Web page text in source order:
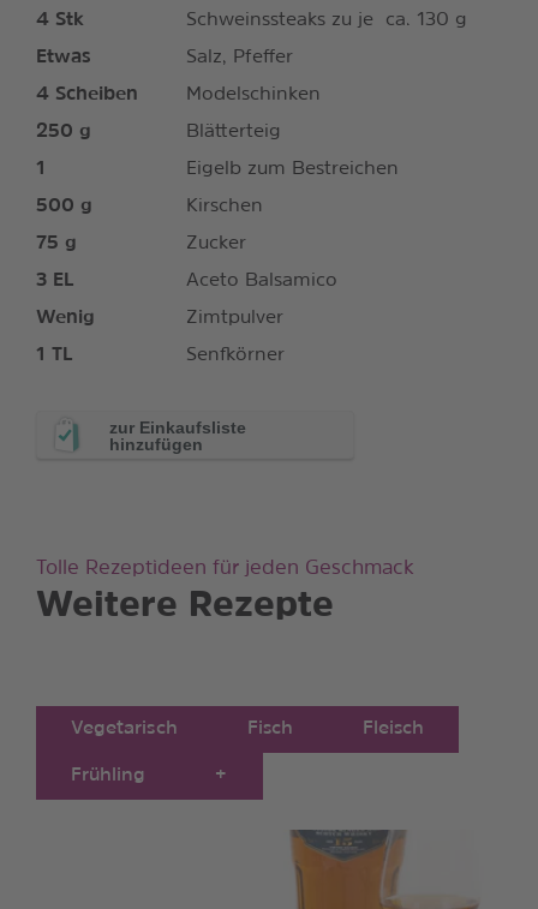
4 Stk
Schweinssteaks zu je ca. 130 g
Etwas
Salz, Pfeffer
4 Scheiben
Modelschinken
250 g
Blätterteig
1
Eigelb zum Bestreichen
500 g
Kirschen
75 g
Zucker
3 EL
Aceto Balsamico
Wenig
Zimtpulver
1 TL Senfkörner
zur Einkaufsliste
hinzufügen
Weitere Rezepte
Tolle Rezeptideen für jeden Geschmack
Vegetarisch Fisch Fleisch
Frühling +